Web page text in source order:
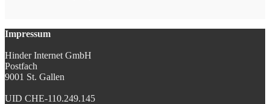
Impressum
Hinder Internet GmbH
Postfach
9001 St. Gallen
UID CHE-110.249.145